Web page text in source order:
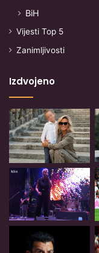
BiH
Vijesti Top 5
Zanimljivosti
Izdvojeno